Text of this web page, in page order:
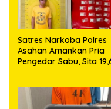
Satres Narkoba Polres
Asahan Amankan Pria
Pengedar Sabu, Sita